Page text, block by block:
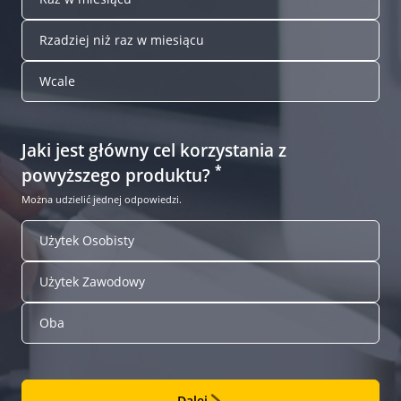
Rzadziej niż raz w miesiącu
Wcale
Jaki jest główny cel korzystania z
powyższego produktu? *
Można udzielić jednej odpowiedzi.
Użytek Osobisty
Użytek Zawodowy
Oba